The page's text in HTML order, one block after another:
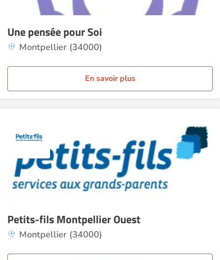
Une pensée pour Soi
Montpellier (34000)
En savoir plus
Petits-fils Montpellier Ouest
Montpellier (34000)